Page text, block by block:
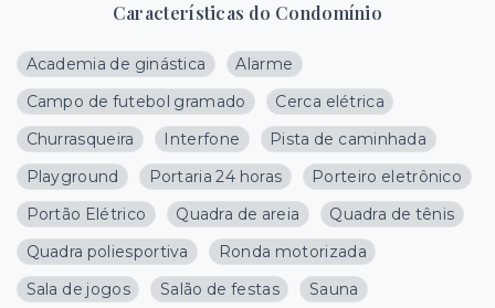
Características do Condomínio
Academia de ginástica
Alarme
Campo de futebol gramado
Cerca elétrica
Churrasqueira
Interfone
Pista de caminhada
Playground
Portaria 24 horas
Porteiro eletrônico
Portão Elétrico
Quadra de areia
Quadra de tênis
Quadra poliesportiva
Ronda motorizada
Sala de jogos
Salão de festas Sauna